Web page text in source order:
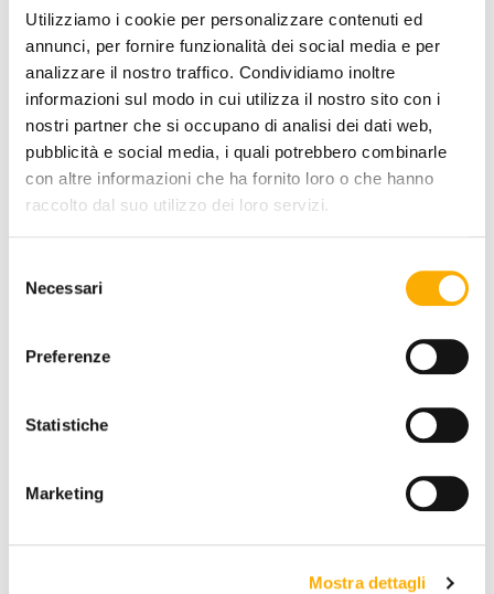
Utilizziamo i cookie per personalizzare contenuti ed
annunci, per fornire funzionalità dei social media e per
analizzare il nostro traffico. Condividiamo inoltre
informazioni sul modo in cui utilizza il nostro sito con i
nostri partner che si occupano di analisi dei dati web,
pubblicità e social media, i quali potrebbero combinarle
con altre informazioni che ha fornito loro o che hanno
raccolto dal suo utilizzo dei loro servizi.
delNecessari
Preferenze
Statistiche
Marketing
Mostra dettagli
TOP FINISH:
COLOR: